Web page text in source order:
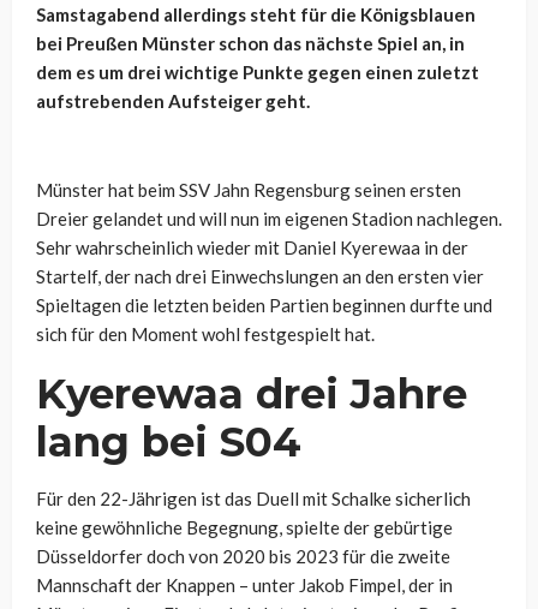
Samstagabend allerdings steht für die Königsblauen
bei Preußen Münster schon das nächste Spiel an, in
dem es um drei wichtige Punkte gegen einen zuletzt
aufstrebenden Aufsteiger geht.
Münster hat beim SSV Jahn Regensburg seinen ersten
Dreier gelandet und will nun im eigenen Stadion nachlegen.
Sehr wahrscheinlich wieder mit Daniel Kyerewaa in der
Startelf, der nach drei Einwechslungen an den ersten vier
Spieltagen die letzten beiden Partien beginnen durfte und
sich für den Moment wohl festgespielt hat.
Kyerewaa drei Jahre
lang bei S04
Für den 22-Jährigen ist das Duell mit Schalke sicherlich
keine gewöhnliche Begegnung, spielte der gebürtige
Düsseldorfer doch von 2020 bis 2023 für die zweite
Mannschaft der Knappen – unter Jakob Fimpel, der in